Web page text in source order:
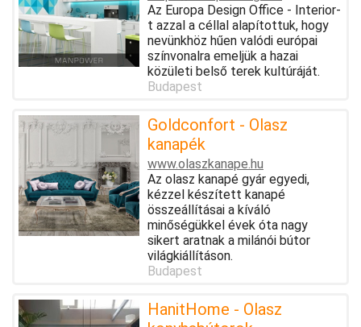
Az Europa Design Office - Interior-
t azzal a céllal alapítottuk, hogy
nevünkhöz hűen valódi európai
színvonalra emeljük a hazai
közületi belső terek kultúráját.
Budapest
Goldconfort - Olasz
kanapék
www.olaszkanape.hu
Az olasz kanapé gyár egyedi,
kézzel készített kanapé
összeállításai a kíváló
minőségükkel évek óta nagy
sikert aratnak a milánói bútor
világkiállításon.
Budapest
HanitHome - Olasz